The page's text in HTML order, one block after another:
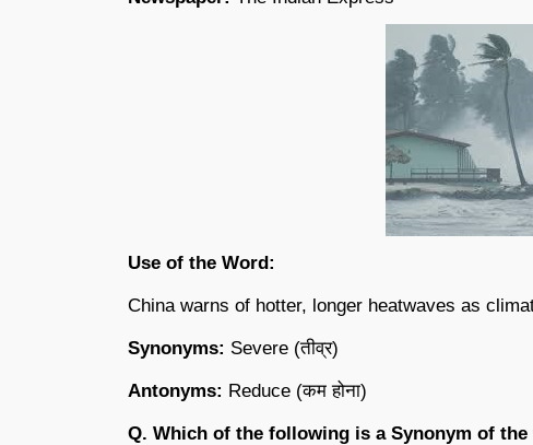
Use of the Word:
China warns of hotter, longer heatwaves as
Synonyms: Severe (तीव्र)
Antonyms: Reduce (कम होना)
Q. Which of the following is a Synonym of